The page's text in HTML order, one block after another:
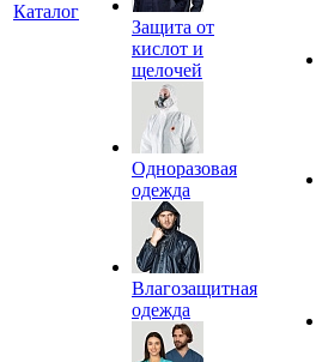
Каталог
Защита от
кислот и
щелочей
Одноразовая
одежда
Влагозащитная
одежда